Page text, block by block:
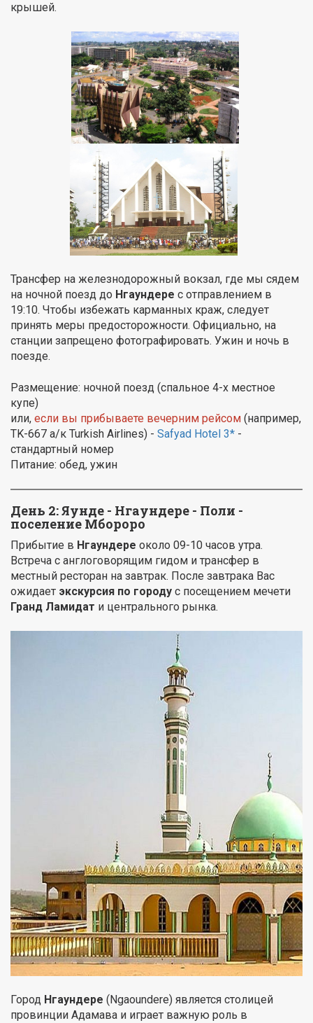
крышей.
Трансфер на железнодорожный вокзал, где мы сядем
на ночной поезд до Нгаундере с отправлением в
19:10. Чтобы избежать карманных краж, следует
принять меры предосторожности. Официально, на
станции запрещено фотографировать. Ужин и ночь в
поезде.
Размещение: ночной поезд (спальное 4-х местное
купе)
или, если вы прибываете вечерним рейсом (например,
TK-667 а/к Turkish Airlines) - Safyad Hotel 3* -
cтандартный номер
Питание: обед, ужин
День 2: Яунде - Нгаундере - Поли -
поселение Мбороро
Прибытие в Нгаундере около 09-10 часов утра.
Встреча с англоговорящим гидом и трансфер в
местный ресторан на завтрак. После завтрака Вас
ожидает экскурсия по городу с посещением мечети
Гранд Ламидат и центрального рынка.
Город Нгаундере (Ngaoundere) является столицей
провинции Адамава и играет важную роль в